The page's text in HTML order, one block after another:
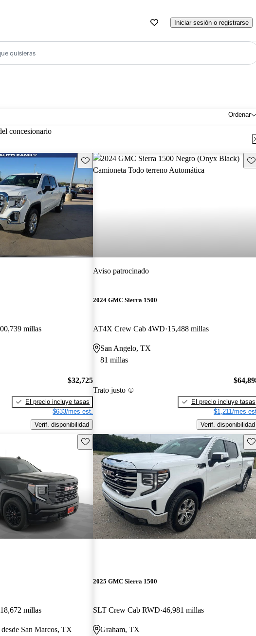
Iniciar sesión o registrarse
quisieras
Ordenar
concesionario
Guarda este Aviso
millas
$32,725
El precio incluye tasas
$633/mes est.
Verif. disponibilidad
Aviso patrocinado
2024 GMC Sierra 1500
AT4X Crew Cab 4WD 15,488 millas
San Angelo, TX
81 millas
Trato justo
El precio incluye tasas
$1,211/mes
Verif. disponibilidad
Guarda este Aviso
18,672 millas
San Marcos, TX
2025 GMC Sierra 1500
SLT Crew Cab RWD 46,981 millas
Graham, TX